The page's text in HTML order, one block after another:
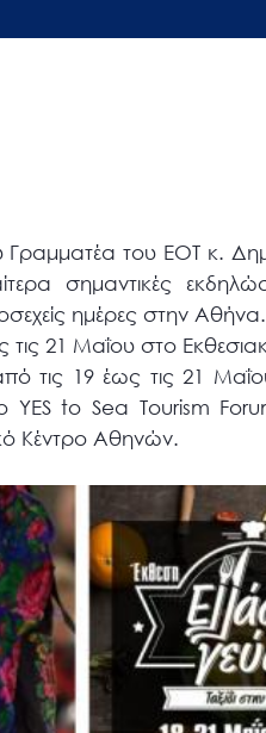
Γραμματέα του ΕΟΤ κ.
σημαντικές
ημέρες στην
τις 21 Μαΐου στο
τις 19 έως τις 21
YES to Sea Tourism
Κέντρο Αθηνών.